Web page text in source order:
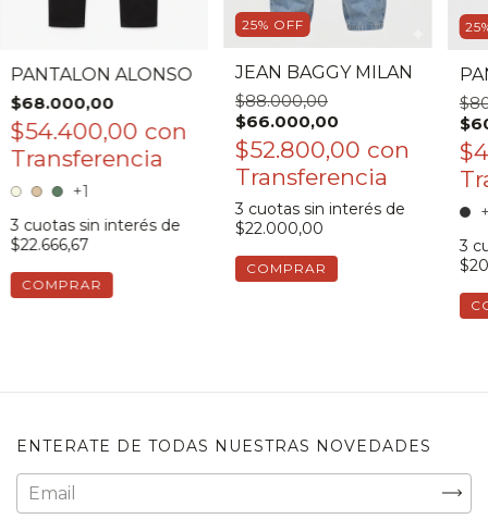
PANTALON ALONSO
$68.000,00
$54.400,00 con
+1
3 cuotas sin interés de
$22.666,67
COMPRAR
25% OFF
JEAN BAGGY MILAN
$88.000,00
$66.000,00
$52.800,00 con
3 cuotas sin interés de
$22.000,00
COMPRAR
25
3
ENTERATE DE TODAS NUESTRAS NOVEDADES